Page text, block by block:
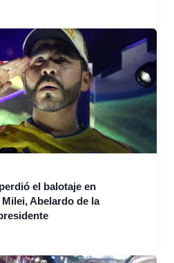
el balotaje en
Abelardo de la